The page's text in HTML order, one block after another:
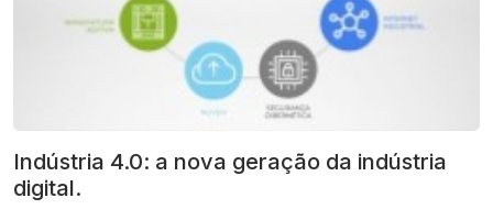
Indústria 4.0: a nova geração da indústria
digital.